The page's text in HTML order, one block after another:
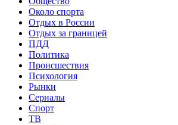
Около спорта
Отдых в России
Отдых за границей
ПДД
Политика
Происшествия
Психология
Рынки
Сериалы
Спорт
ТВ